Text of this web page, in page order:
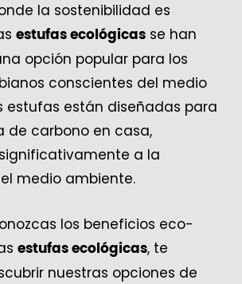
la sostenibilidad es
estufas ecológicas se han
opción popular para los
conscientes del medio
estufas están diseñadas para
de carbono en casa,
a la
medio ambiente.
los beneficios eco-
estufas ecológicas, te
nuestras opciones de